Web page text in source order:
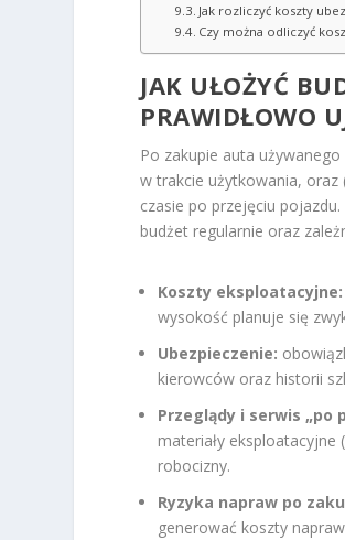
Jak rozliczyć koszty
Czy można odliczyć
JAK UŁOŻYĆ
PRAWIDŁOWO
Po zakupie auta
w trakcie użytkowania,
czasie po przejęciu
budżet regularnie oraz
Koszty eksploatacyjne:
wysokość planuje się
Ubezpieczenie:
kierowców oraz historii
Przeglądy i serwis „po
materiały
robocizny.
Ryzyka napraw po
generować koszty